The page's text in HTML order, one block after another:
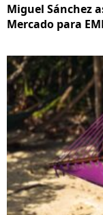
Miguel Sánchez
Mercado para